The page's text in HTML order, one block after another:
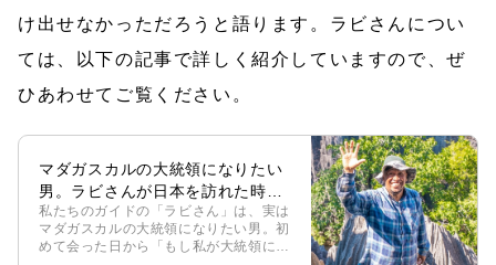
け出せなかっただろうと語ります。ラビさんについ
ては、以下の記事で詳しく紹介していますので、ぜ
ひあわせてご覧ください。
マダガスカルの大統領になりたい
男。ラビさんが日本を訪れた時の
感想が楽しい
私たちのガイドの「ラビさん」は、実は
マダガスカルの大統領になりたい男。初
めて会った日から「もし私が大統領にな